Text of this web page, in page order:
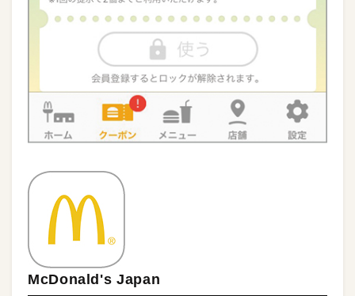
McDonald's Japan